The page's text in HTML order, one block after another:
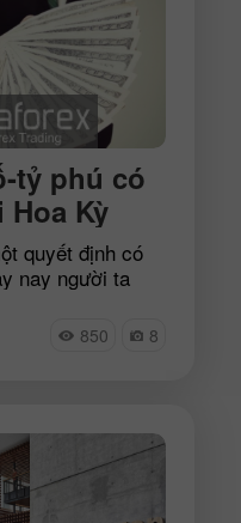
tỷ phú có
Kỳ
quyết định có
nay người ta
những người
Các tỷ phú Mỹ
khối tài sản của
Hoa Kỳ đã giới
thu nhập hàng
850 8